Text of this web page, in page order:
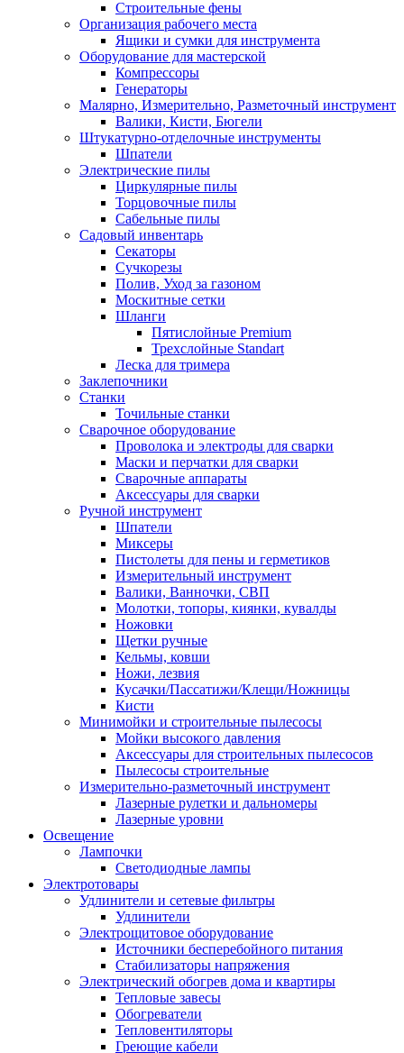
Строительные фены
Организация рабочего места
Ящики и сумки для инструмента
Оборудование для мастерской
Компрессоры
Генераторы
Малярно, Измерительно, Разметочный инструмент
Валики, Кисти, Бюгели
Штукатурно-отделочные инструменты
Шпатели
Электрические пилы
Циркулярные пилы
Торцовочные пилы
Сабельные пилы
Садовый инвентарь
Секаторы
Сучкорезы
Полив, Уход за газоном
Москитные сетки
Шланги
Пятислойные Premium
Трехслойные Standart
Леска для тримера
Заклепочники
Станки
Точильные станки
Сварочное оборудование
Проволока и электроды для сварки
Маски и перчатки для сварки
Сварочные аппараты
Аксессуары для сварки
Ручной инструмент
Шпатели
Миксеры
Пистолеты для пены и герметиков
Измерительный инструмент
Валики, Ванночки, СВП
Молотки, топоры, киянки, кувалды
Ножовки
Щетки ручные
Кельмы, ковши
Ножи, лезвия
Кусачки/Пассатижи/Клещи/Ножницы
Кисти
Минимойки и строительные пылесосы
Мойки высокого давления
Аксессуары для строительных пылесосов
Пылесосы строительные
Измерительно-разметочный инструмент
Лазерные рулетки и дальномеры
Лазерные уровни
Освещение
Лампочки
Светодиодные лампы
Электротовары
Удлинители и сетевые фильтры
Удлинители
Электрощитовое оборудование
Источники бесперебойного питания
Стабилизаторы напряжения
Электрический обогрев дома и квартиры
Тепловые завесы
Обогреватели
Тепловентиляторы
Греющие кабели